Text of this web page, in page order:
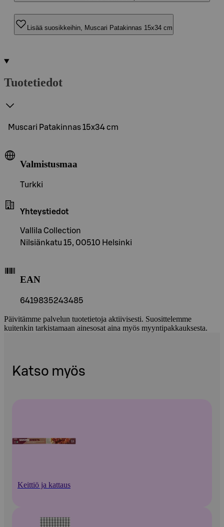
Lisää suosikkeihin, Muscari Patakinnas 15x34 cm
Tuotetiedot
Muscari Patakinnas 15x34 cm
Valmistusmaa
Turkki
Yhteystiedot
Vallila Collection
Nilsiänkatu 15, 00510 Helsinki
EAN
6419835243485
Päivitämme palvelun tuotetietoja aktiivisesti. Suosittelemme
kuitenkin tarkistamaan ainesosat aina myös myyntipakkauksesta.
Katso myös
Keittiö ja kattaus